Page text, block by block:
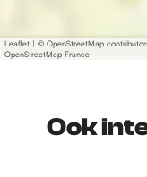
Leaflet | © OpenStreetMap
OpenStreetMap France
Ook